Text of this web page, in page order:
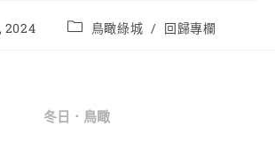
2024 鳥瞰綠城 / 回歸專欄
冬日．鳥瞰